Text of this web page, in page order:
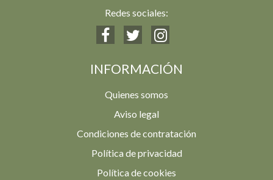
Redes sociales:
INFORMACIÓN
Quienes somos
Aviso legal
Condiciones de contratación
Política de privacidad
Política de cookies